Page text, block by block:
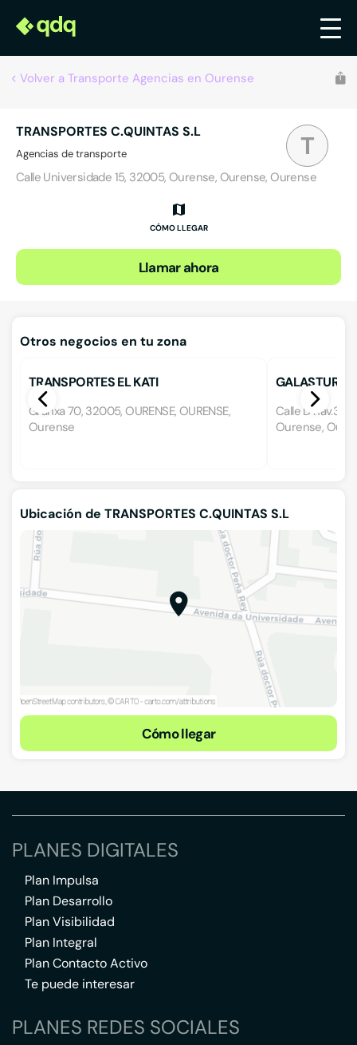
Volver a Transporte Agencias en Ourense
T
TRANSPORTES C.QUINTAS S.L
Agencias de transporte
Calle Universidade 15, 32005, Ourense, Ourense, Ourense
CÓMO LLEGAR
Llamar ahora
Otros negocios en tu zona
TRANSPORTES EL KATI
Granxa 70, 32005, OURENSE, OURENSE,
Ourense
GALASTUR
Calle D nav.31,
Ourense,
Ubicación de TRANSPORTES C.QUINTAS S.L
Cómo llegar
PLANES DIGITALES
Plan Impulsa
Plan Desarrollo
Plan Visibilidad
Plan Integral
Plan Contacto Activo
Te puede interesar
PLANES REDES SOCIALES